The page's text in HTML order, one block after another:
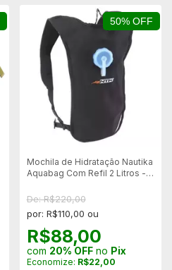
50% OFF
Mochila de Hidratação Nautika
Aquabag Com Refil 2 Litros -
De: R$220,00
por: R$110,00 ou
R$88,00
com 20% OFFno Pix
Economize: R$22,00